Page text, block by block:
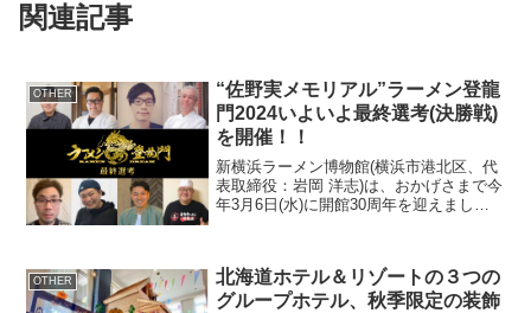
関連記事
OTHER
“佐野実メモリアル”ラーメン登龍
門2024いよいよ最終選考(決勝戦)
を開催！！
新横浜ラーメン博物館(横浜市港北区、代
表取締役：岩岡 洋志)は、おかげさまで今
年3月6日(水)に開館30周年を迎えまし
ンテスト「...
OTHER
北海道ホテル＆リゾートの３つの
グループホテル、秋季限定の装飾